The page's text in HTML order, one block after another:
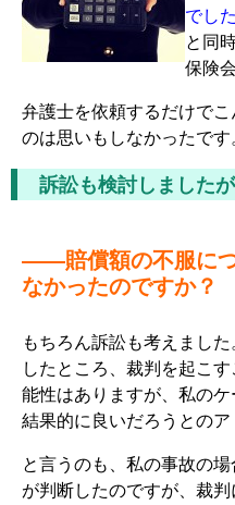
でし
と同
保険
弁護士を依頼するだけで
のは思いもしなかったです
訴訟も検討しましたが
――賠償額の不服に
なかったのですか？
もちろん訴訟も考えまし
したところ、裁判を起こ
能性はありますが、私の
結果的に良いだろうとのア
と言うのも、私の事故の
が判断したのですが、裁